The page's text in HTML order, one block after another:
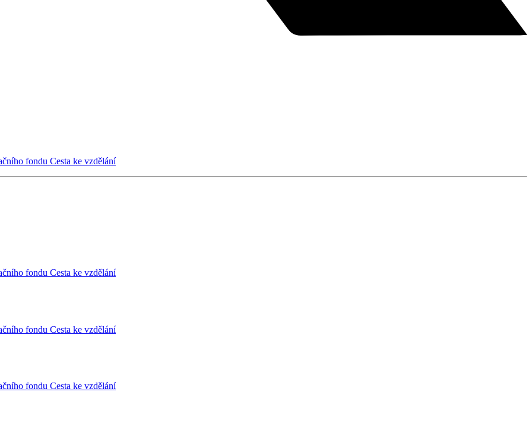
fondu Cesta ke vzdělání
fondu Cesta ke vzdělání
fondu Cesta ke vzdělání
fondu Cesta ke vzdělání